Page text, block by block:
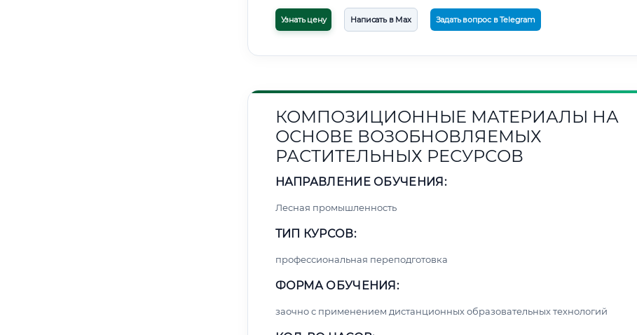
Узнать цену Написать в Max Задать вопрос в Telegram
КОМПОЗИЦИОННЫЕ МАТЕРИАЛЫ НА
ОСНОВЕ ВОЗОБНОВЛЯЕМЫХ
РАСТИТЕЛЬНЫХ РЕСУРСОВ
НАПРАВЛЕНИЕ ОБУЧЕНИЯ:
Лесная промышленность
ТИП КУРСОВ:
профессиональная переподготовка
ФОРМА ОБУЧЕНИЯ:
заочно с применением дистанционных образовательных технологий